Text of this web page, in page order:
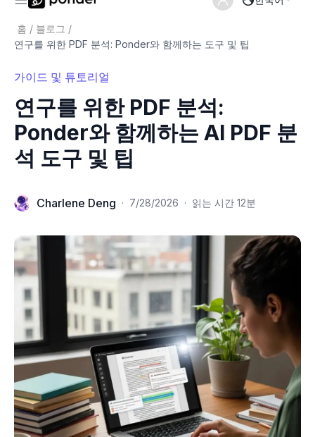
홈 / 블로그 /
연구를 위한 PDF 분석: Ponder와 함께하는 도구 및 팁
가이드 및 튜토리얼
연구를 위한 PDF 분석:
Ponder와 함께하는 AI PDF 분
석 도구 및 팁
Charlene Deng · 7/28/2026 · 읽는 시간 12분